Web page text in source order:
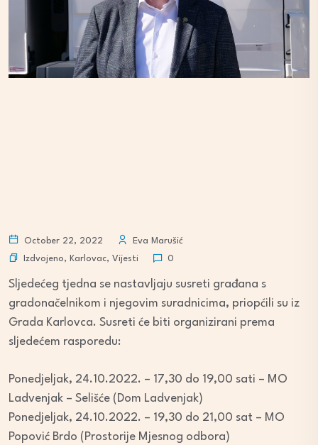
October 22, 2022
Eva Marušić
Izdvojeno, Karlovac, Vijesti 0
Sljedećeg tjedna se nastavljaju susreti građana s
gradonačelnikom i njegovim suradnicima, priopćili su iz
Grada Karlovca. Susreti će biti organizirani prema
sljedećem rasporedu:
Ponedjeljak, 24.10.2022. – 17,30 do 19,00 sati – MO
Ladvenjak – Selišće (Dom Ladvenjak)
Ponedjeljak, 24.10.2022. – 19,30 do 21,00 sat – MO
Popović Brdo (Prostorije Mjesnog odbora)